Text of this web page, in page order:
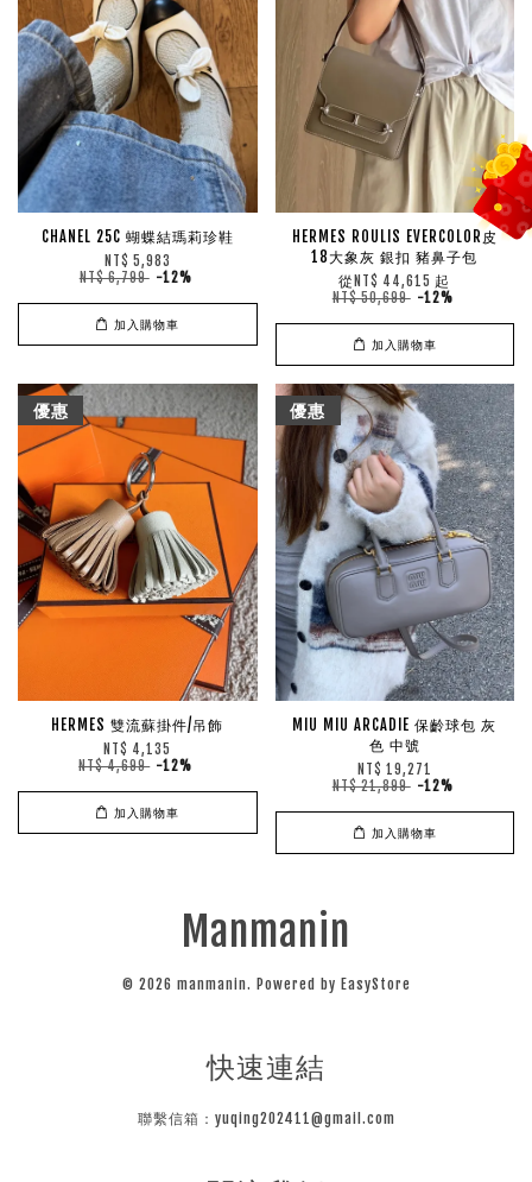
CHANEL 25C 蝴蝶結瑪莉珍鞋
NT$ 5,983
NT$ 6,799 -12%
加入購物車
HERMES ROULIS EVERCOLOR皮
18大象灰 銀扣 豬鼻子包
從 NT$ 44,615 起
NT$ 50,699 -12%
加入購物車
優惠
HERMES 雙流蘇掛件/吊飾
NT$ 4,135
NT$ 4,699 -12%
加入購物車
優惠
MIU MIU ARCADIE 保齡球包 灰
色 中號
NT$ 19,271
NT$ 21,899 -12%
加入購物車
Manmanin
© 2026 manmanin. Powered by EasyStore
快速連結
聯繫信箱：yuqing202411@gmail.com